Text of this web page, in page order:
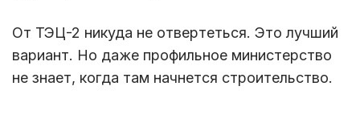
От ТЭЦ-2 никуда не отвертеться. Это лучший
вариант. Но даже профильное министерство
не знает, когда там начнется строительство.